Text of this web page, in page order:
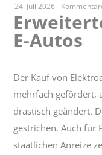
24. Juli 2026 -
E-Autos
Der Kauf von
mehrfach gefördert,
drastisch geändert.
gestrichen. Auch für
staatlichen Anreize